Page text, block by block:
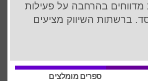
בהרחבה על פעילות
ברשתות השיווק מציעים
ספרים מומלצים